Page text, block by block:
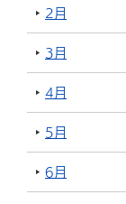
2月
3月
4月
5月
6月